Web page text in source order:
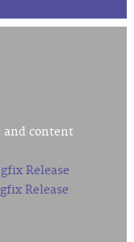
and content
Release
Release